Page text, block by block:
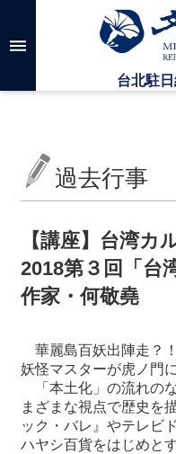
メインのコンテンツブロ
高
検
台
セ
ン
タ
つ
い
て
最
過去行事
【講座】台湾カ
2018第３回「台
作家・何敬堯
華麗島百妖出陣走？
妖怪マスターが虎ノ門
「本土化」の流れの
まざまな視点で歴史を
ック・バレ』やテレビ
ハヤシ百貨をはじめと